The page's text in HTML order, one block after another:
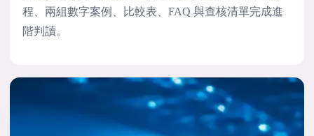
程、兩組數字案例、比較表、FAQ 與查核清單完成進
階判讀。